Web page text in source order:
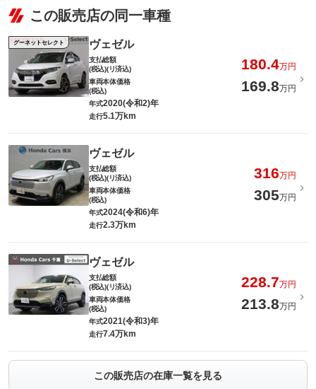
この販売店の同一車種
グーネットセレクト ヴェゼル
支払総額
(税込)(リ済込)
180.4万円
車両本体価格
(税込)
169.8万円
年式2020(令和2)年
走行5.1万km
ヴェゼル
支払総額
(税込)(リ済込)
316万円
車両本体価格
(税込)
305万円
年式2024(令和6)年
走行2.3万km
ヴェゼル
支払総額
(税込)(リ済込)
228.7万円
車両本体価格
(税込)
213.8万円
年式2021(令和3)年
走行7.4万km
この販売店の在庫一覧を見る